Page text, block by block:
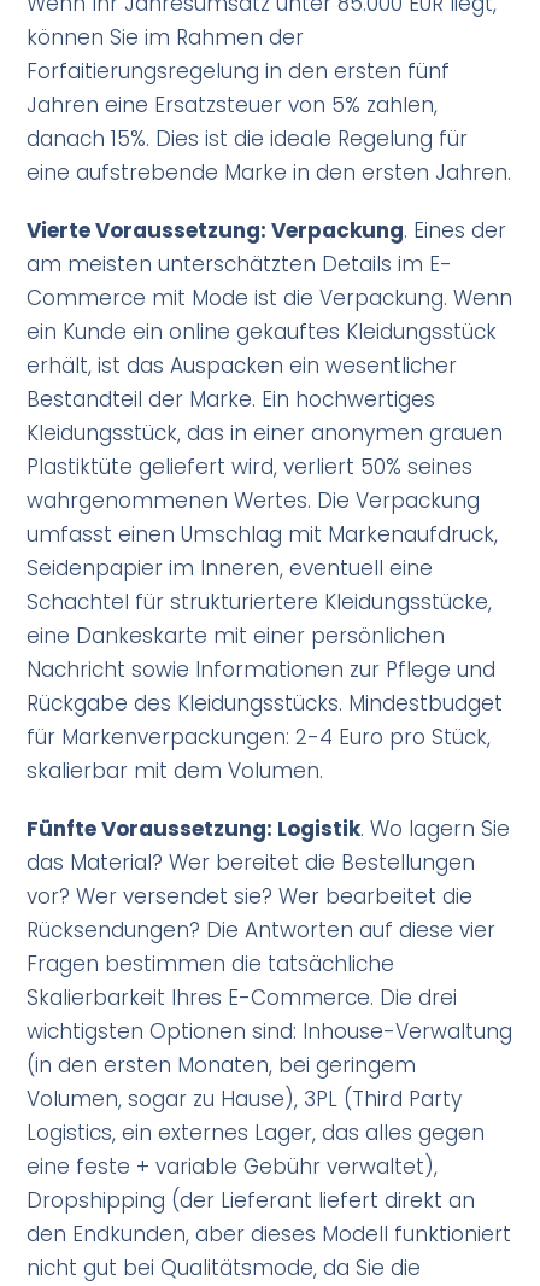
können Sie im Rahmen der
Forfaitierungsregelung in den ersten fünf
Jahren eine Ersatzsteuer von 5% zahlen,
danach 15%. Dies ist die ideale Regelung für
eine aufstrebende Marke in den ersten Jahren.
Vierte Voraussetzung: Verpackung. Eines der
am meisten unterschätzten Details im E-
Commerce mit Mode ist die Verpackung. Wenn
ein Kunde ein online gekauftes Kleidungsstück
erhält, ist das Auspacken ein wesentlicher
Bestandteil der Marke. Ein hochwertiges
Kleidungsstück, das in einer anonymen grauen
Plastiktüte geliefert wird, verliert 50% seines
wahrgenommenen Wertes. Die Verpackung
umfasst einen Umschlag mit Markenaufdruck,
Seidenpapier im Inneren, eventuell eine
Schachtel für strukturiertere Kleidungsstücke,
eine Dankeskarte mit einer persönlichen
Nachricht sowie Informationen zur Pflege und
Rückgabe des Kleidungsstücks. Mindestbudget
für Markenverpackungen: 2-4 Euro pro Stück,
skalierbar mit dem Volumen.
Fünfte Voraussetzung: Logistik. Wo lagern Sie
das Material? Wer bereitet die Bestellungen
vor? Wer versendet sie? Wer bearbeitet die
Rücksendungen? Die Antworten auf diese vier
Fragen bestimmen die tatsächliche
Skalierbarkeit Ihres E-Commerce. Die drei
wichtigsten Optionen sind: Inhouse-Verwaltung
(in den ersten Monaten, bei geringem
Volumen, sogar zu Hause), 3PL (Third Party
Logistics, ein externes Lager, das alles gegen
eine feste + variable Gebühr verwaltet),
Dropshipping (der Lieferant liefert direkt an
den Endkunden, aber dieses Modell funktioniert
nicht gut bei Qualitätsmode, da Sie die